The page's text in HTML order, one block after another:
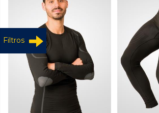
Filtros